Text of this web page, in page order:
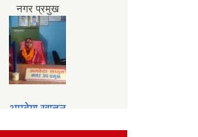
नगर प्रमुख
अमबेया खातुन
नगर प्रमुख